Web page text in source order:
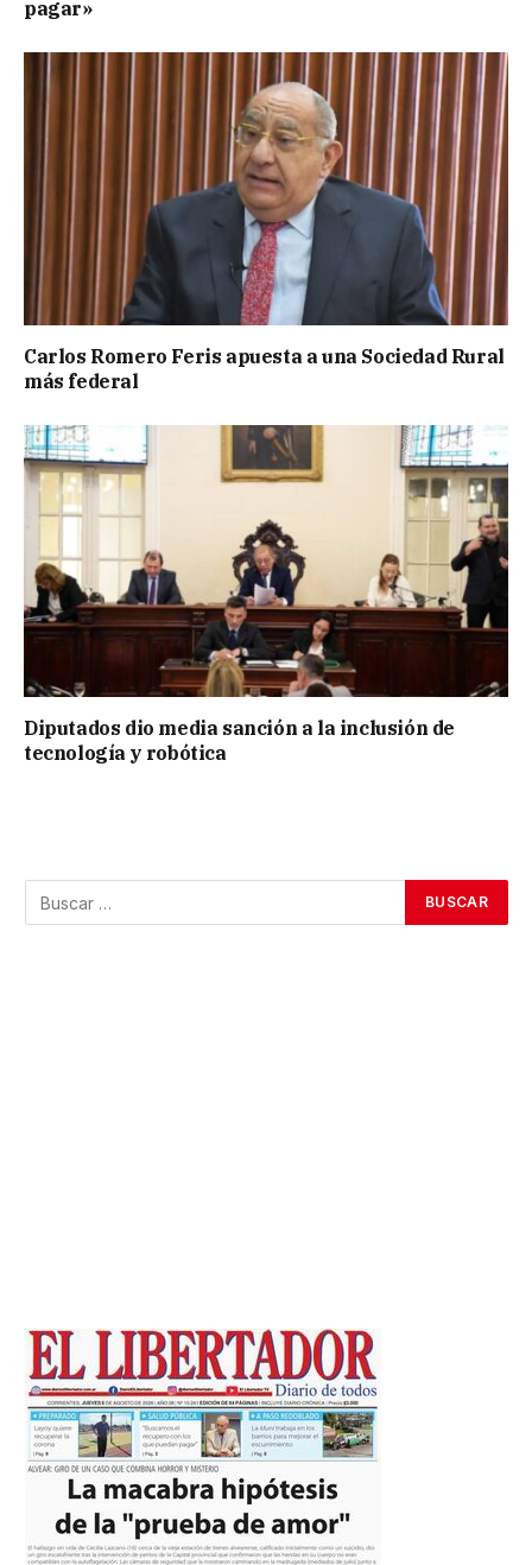
pagar»
Carlos Romero Feris apuesta a una Sociedad Rural
más federal
Diputados dio media sanción a la inclusión de
tecnología y robótica